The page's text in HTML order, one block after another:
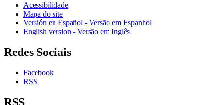
Acessibilidade
Mapa do site
Versión en Español - Versão em Espanhol
English version - Versão em Inglês
Redes Sociais
Facebook
RSS
RSS